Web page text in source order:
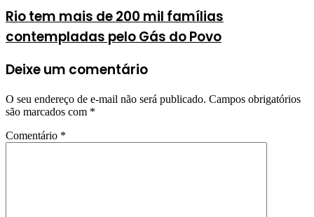
Rio tem mais de 200 mil famílias
contempladas pelo Gás do Povo
Deixe um comentário
O seu endereço de e-mail não será publicado. Campos obrigatórios
são marcados com *
Comentário *